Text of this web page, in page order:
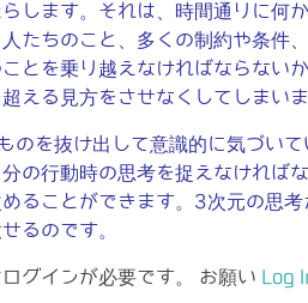
します。それは、時間通りに何
たちのこと、多くの制約や条件
とを乗り越えなければならない
える見方をさせなくしてしまいま
のを抜け出して意識的に気づい
の行動時の思考を捉えなければ
ることができます。3次元の思
るのです。
グインが必要です。 お願い Log